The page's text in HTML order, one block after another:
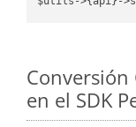
Conversión
en el SDK